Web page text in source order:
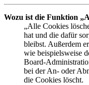
Wozu ist die Funktion
„Alle Cookies
hat und die dafür
bleibst. Außerdem
wie beispielsweise
Board-
bei der An- oder
die Cookies löscht.